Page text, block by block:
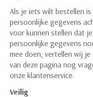
Als je iets wilt bestellen
persoonlijke gegevens
voor kunnen stellen dat
persoonlijke gegevens
mee doen, vertellen wij
van deze pagina nog
onze klantenservice.
Veilig